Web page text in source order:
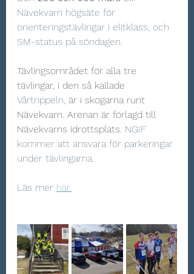
Nävekvarn högsäte för
orienteringstävlingar i elitklass, och
SM-status på söndagen.
Tävlingsområdet för alla tre
tävlingar, i den så kallade
Vårtrippeln, är i skogarna runt
Nävekvarn. Arenan är förlagd till
Nävekvarns idrottsplats. NGIF
kommer att ansvara för parkeringar
under tävlingarna.
Läs mer här.